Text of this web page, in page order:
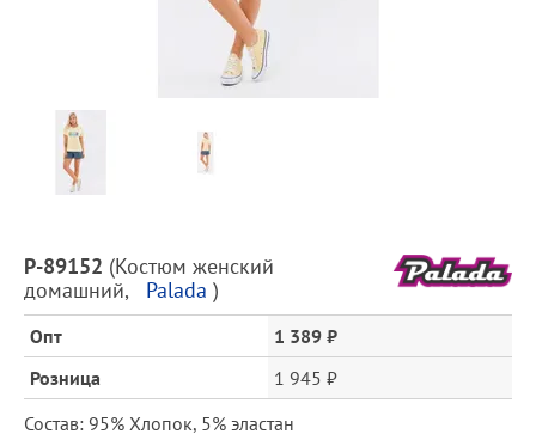
Описание
товара
и
цена
P-89152 (Костюм женский
домашний, Palada )
Опт
1 389 ₽
Розница
1 945 ₽
Состав: 95% Хлопок, 5% эластан